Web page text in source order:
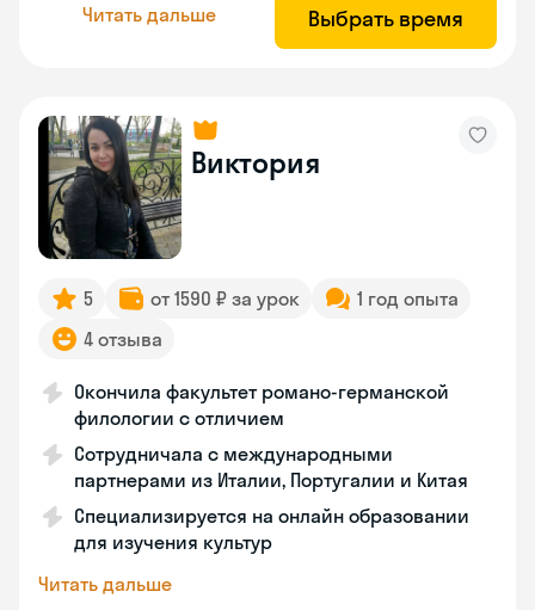
Читать дальше Выбрать время
Виктория
5 от 1590 ₽ за урок
1 год опыта
4 отзыва
Окончила факультет романо-германской
филологии с отличием
Сотрудничала с международными
партнерами из Италии, Португалии и Китая
Специализируется на онлайн образовании
для изучения культур
Читать дальше